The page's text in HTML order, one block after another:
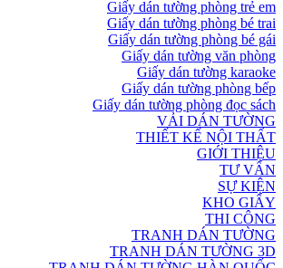
Giấy dán tường phòng trẻ em
Giấy dán tường phòng bé trai
Giấy dán tường phòng bé gái
Giấy dán tường văn phòng
Giấy dán tường karaoke
Giấy dán tường phòng bếp
Giấy dán tường phòng đọc sách
VẢI DÁN TƯỜNG
THIẾT KẾ NỘI THẤT
GIỚI THIỆU
TƯ VẤN
SỰ KIỆN
KHO GIẤY
THI CÔNG
TRANH DÁN TƯỜNG
TRANH DÁN TƯỜNG 3D